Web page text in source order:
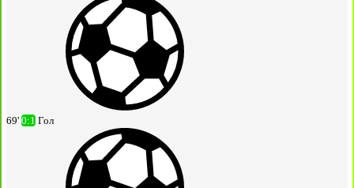
69' 0:1 Гол